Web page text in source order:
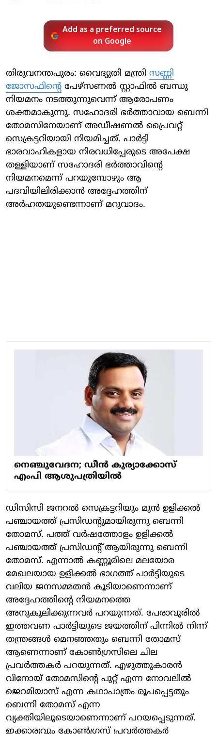
Add as a preferred source
on Google
തിരുവനന്തപുരം: വൈദ്യുതി മന്ത്രി സണ്ണി
ജോസഫിന്റെ പേഴ്‌സണല്‍ സ്റ്റാഫില്‍ ബന്ധു
നിയമനം നടത്തുന്നുവെന്ന് ആരോപണം
ശക്തമാകുന്നു. സഹോദരി ഭര്‍ത്താവായ ബെന്നി
തോമസിനേയാണ് അഡീഷണല്‍ പ്രൈവറ്റ്
സെക്രട്ടറിയായി നിയമിച്ചത്. പാര്‍ട്ടി
ഭാരവാഹികളായ നിരവധിപ്പേരുടെ അപേക്ഷ
തള്ളിയാണ് സഹോദരി ഭര്‍ത്താവിന്റെ
നിയമനമെന്ന് പറയുമ്പോഴും ആ
പദവിയിലിരിക്കാന്‍ അദ്ദേഹത്തിന്
അര്‍ഹതയുണ്ടെന്നാണ് മറുവാദം.
നെഞ്ചുവേദന; ഡീന്‍ കുര്യാക്കോസ്
എംപി ആശുപത്രിയില്‍
ഡിസിസി ജനറല്‍ സെക്രട്ടറിയും മുന്‍ ഉളിക്കല്‍
പഞ്ചായത്ത് പ്രസിഡന്റുമായിരുന്നു ബെന്നി
തോമസ്. പത്ത് വര്‍ഷത്തോളം ഉളിക്കല്‍
പഞ്ചായത്ത് പ്രസിഡന്റ് ആയിരുന്നു ബെന്നി
തോമസ്. എന്നാല്‍ കണ്ണൂരിലെ മലയോര
മേഖലയായ ഉളിക്കല്‍ ഭാഗത്ത് പാര്‍ട്ടിയുടെ
വലിയ ജനസമ്മതന്‍ കൂടിയാണെന്നാണ്
അദ്ദേഹത്തിന്റെ നിയമനത്തെ
അനുകൂലിക്കുന്നവര്‍ പറയുന്നത്. പേരാവൂരില്‍
ഇത്തവണ പാര്‍ട്ടിയുടെ ജയത്തിന് പിന്നില്‍ നിന്ന്
തന്ത്രങ്ങള്‍ മെനഞ്ഞതും ബെന്നി തോമസ്
ആണെന്നാണ് കോണ്‍ഗ്രസിലെ ചില
പ്രവര്‍ത്തകര്‍ പറയുന്നത്. എഴുത്തുകാരന്‍
വിനോയ് തോമസിന്റെ പുറ്റ് എന്ന നോവലില്‍
ജെറമിയാസ് എന്ന കഥാപാത്രം രൂപപ്പെട്ടതും
ബെന്നി തോമസ് എന്ന
വ്യക്തിയിലൂടെയാണെന്നാണ് പറയപ്പെടുന്നത്.
ഇക്കാര്യവും കോണ്‍ഗ്രസ് പ്രവര്‍ത്തകര്‍